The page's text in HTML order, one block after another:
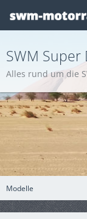
Modelle
SWM Super
Alles rund um die